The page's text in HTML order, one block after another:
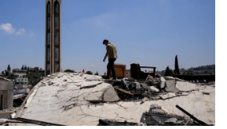
نداء القرّاء
خاص الموقع